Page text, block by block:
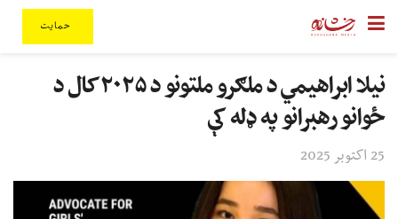
حمایت
نیلا ابراهیمي د ملګرو ملتونو د ۲۰۲۵ کال د
ځوانو رهبرانو په ډله کې
25 اکتوبر 2025